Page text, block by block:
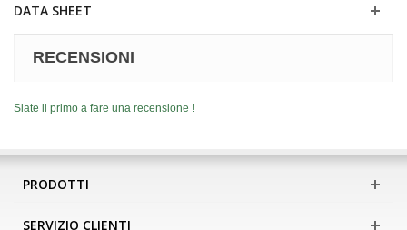
DATA SHEET
RECENSIONI
Siate il primo a fare una recensione !
PRODOTTI
SERVIZIO CLIENTI